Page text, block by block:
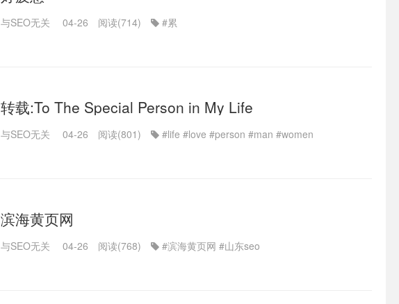
与SEO无关 04-26 阅读(714) #累
转载:To The Special Person in My Life
与SEO无关 04-26 阅读(801) #life #love #person #man #women
滨海黄页网
与SEO无关 04-26 阅读(768) #滨海黄页网 #山东seo